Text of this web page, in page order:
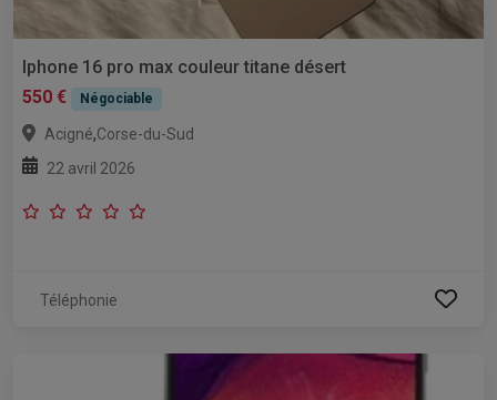
Iphone 16 pro max couleur titane désert
550 €
Négociable
Acigné,Corse-du-Sud
22 avril 2026
Téléphonie